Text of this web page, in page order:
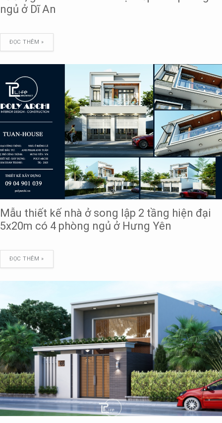
ngủ ở Dĩ An
ĐỌC THÊM »
Mẫu thiết kế nhà ở song lập 2 tầng hiện đại
5x20m có 4 phòng ngủ ở Hưng Yên
ĐỌC THÊM »